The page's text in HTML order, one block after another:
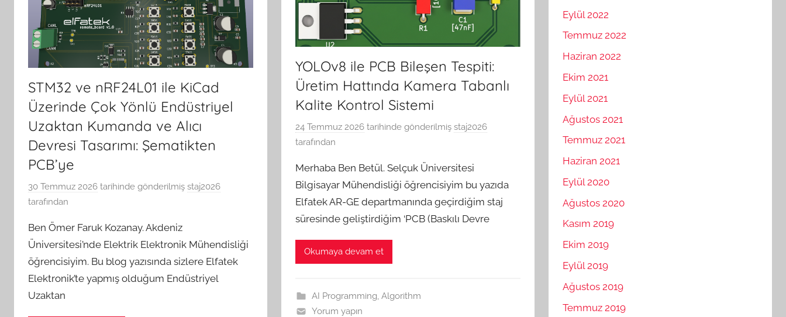
STM32 ve nRF24L01 ile KiCad
Üzerinde Çok Yönlü Endüstriyel
Uzaktan Kumanda ve Alıcı
Devresi Tasarımı: Şematikten
PCB’ye
30 Temmuz 2026 tarihinde gönderilmiş staj2026
tarafından
Ben Ömer Faruk Kozanay. Akdeniz
Üniversitesi’nde Elektrik Elektronik Mühendisliği
öğrencisiyim. Bu blog yazısında sizlere Elfatek
Elektronik’te yapmış olduğum Endüstriyel
Uzaktan
YOLOv8 ile PCB Bileşen Tespiti:
Üretim Hattında Kamera Tabanlı
Kalite Kontrol Sistemi
24 Temmuz 2026 tarihinde gönderilmiş staj2026
tarafından
Merhaba Ben Betül. Selçuk Üniversitesi
Bilgisayar Mühendisliği öğrencisiyim bu yazıda
Elfatek AR-GE departmanında geçirdiğim staj
süresinde geliştirdiğim ‘PCB (Baskılı Devre
Okumaya devam et
AI Programming, Algorithm
Yorum yapın
Eylül 2022
Temmuz 2022
Haziran 2022
Ekim 2021
Eylül 2021
Ağustos 2021
Temmuz 2021
Haziran 2021
Eylül 2020
Ağustos 2020
Kasım 2019
Ekim 2019
Eylül 2019
Ağustos 2019
Temmuz 2019